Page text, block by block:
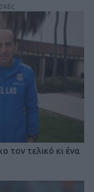
τον τελικό κι ένα